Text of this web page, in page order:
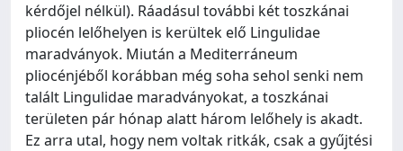
kérdőjel nélkül). Ráadásul további két toszkánai
pliocén lelőhelyen is kerültek elő Lingulidae
maradványok. Miután a Mediterráneum
pliocénjéből korábban még soha sehol senki nem
talált Lingulidae maradványokat, a toszkánai
területen pár hónap alatt három lelőhely is akadt.
Ez arra utal, hogy nem voltak ritkák, csak a gyűjtési